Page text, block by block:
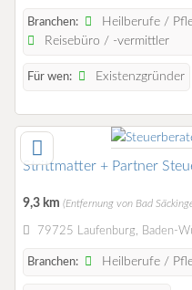
Branchen: Heilberufe /
Reisebüro / -vermittler
Für wen: Existenzgründer
Strittmatter + Partner
9,3 km (Entfernung von Bad
79725 Laufenburg, Baden-
Branchen: Heilberufe /